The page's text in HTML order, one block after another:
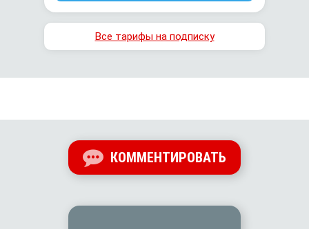
Все тарифы на подписку
КОММЕНТИРОВАТЬ